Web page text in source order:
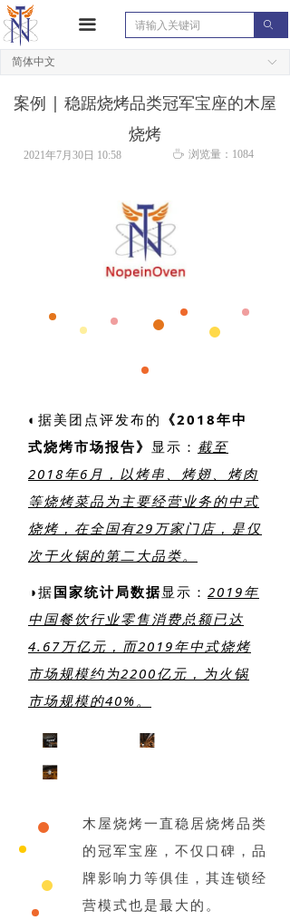
끀 ꄙ
ꀅ
简体中文
案例 | 稳踞烧烤品类冠军宝座的木屋
烧烤
◐ 据美团点评发布的 《2018年中
式烧烤市场报告》 显示： 截至
2018年6月，以烤串、烤翅、烤肉
等烧烤菜品为主要经营业务的中式
烧烤，在全国有29万家门店，是仅
次于火锅的第二大品类。
◑据国家统计局数据 显示： 2019年
中国餐饮行业零售消费总额已达
4.67万亿元，而2019年中式烧烤
市场规模约为2200亿元，为火锅
市场规模的40%。
木屋烧烤一直稳居烧烤品类
的冠军宝座，不仅口碑，品
牌影响力等俱佳，其连锁经
营模式也是最大的。
2021年7月30日 10:58 ꄘ 浏览量： 1084